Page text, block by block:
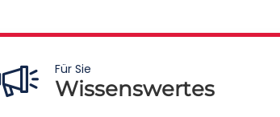
Für Sie
Wissenswertes